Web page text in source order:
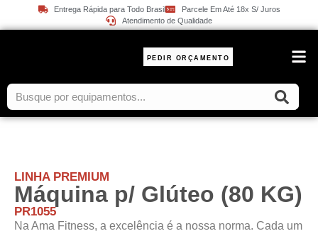
Entrega Rápida para Todo Brasil
Parcele Em Até 18x S/ Juros
Atendimento de Qualidade
PEDIR ORÇAMENTO
LINHA PREMIUM
Máquina p/ Glúteo (80 KG)
PR1055
Na Ama Fitness, a excelência é a nossa norma. Cada um